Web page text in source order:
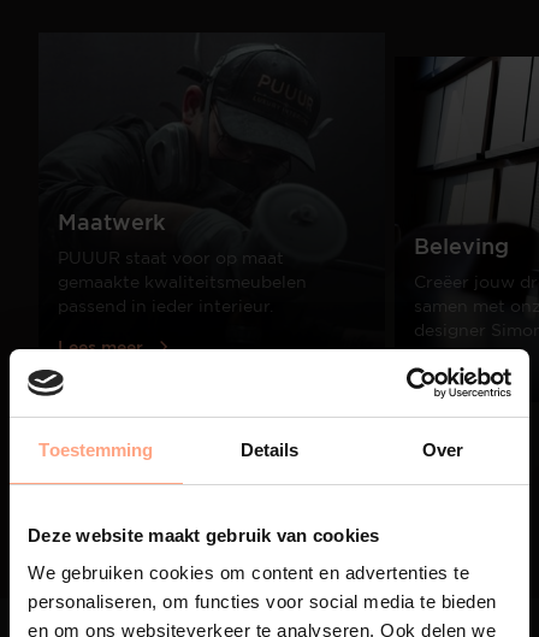
Toestemming Details Over
Deze website maakt gebruik van cookies
We gebruiken cookies om content en advertenties te
personaliseren, om functies voor social media te bieden
en om ons websiteverkeer te analyseren. Ook delen we
01 /03
Maatwerk
PUUUR staat voor op maat
gemaakte kwaliteitsmeubelen
passend in ieder interieur.
Lees meer
Beleving
Creëer jouw
samen met
designer
Lees meer